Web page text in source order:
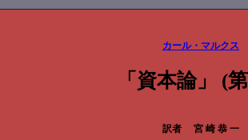
カール・マルクス
「資本論」 (
訳者 宮 崎 恭 一